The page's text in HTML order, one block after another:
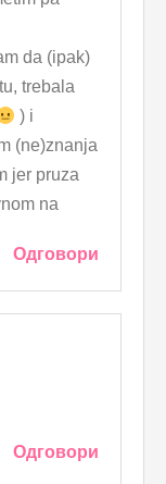
da (ipak)
trebala
) i
(ne)znanja
jer pruza
na
Одговори
Одговори